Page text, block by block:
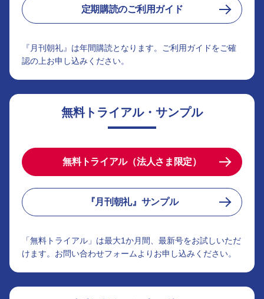
定期購読のご利用ガイド
『月刊朝礼』は年間購読となります。ご利用ガイドをご確
認の上お申し込みください。
無料トライアル・サンプル
無料トライアル（法人さま限定）
『月刊朝礼』サンプル
「無料トライアル」は最大1か月間、最新号をお試しいただ
けます。お問い合わせフォームよりお申し込みください。